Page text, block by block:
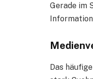
Gerade im
Das